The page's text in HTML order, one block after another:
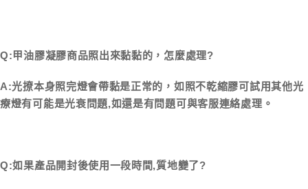
Q:甲油膠凝膠商品照出來黏黏的，怎麼處理?
A:光撩本身照完燈會帶黏是正常的，如照不乾縮膠可試用其他光
療燈有可能是光衰問題,如還是有問題可與客服連絡處理。
Q:如果產品開封後使用一段時間,質地變了?